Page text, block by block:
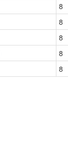
8
8
8
8
8